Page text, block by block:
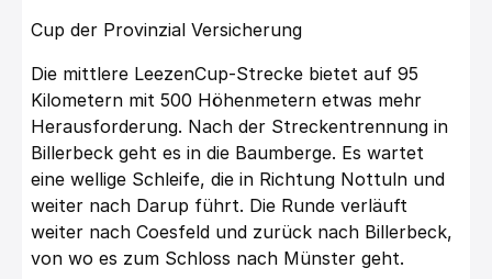
Cup der Provinzial Versicherung
Die mittlere LeezenCup-Strecke bietet auf 95
Kilometern mit 500 Höhenmetern etwas mehr
Herausforderung. Nach der Streckentrennung in
Billerbeck geht es in die Baumberge. Es wartet
eine wellige Schleife, die in Richtung Nottuln und
weiter nach Darup führt. Die Runde verläuft
weiter nach Coesfeld und zurück nach Billerbeck,
von wo es zum Schloss nach Münster geht.